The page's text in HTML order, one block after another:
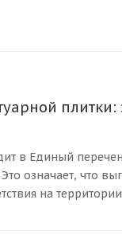
в Единый
означает, что
на